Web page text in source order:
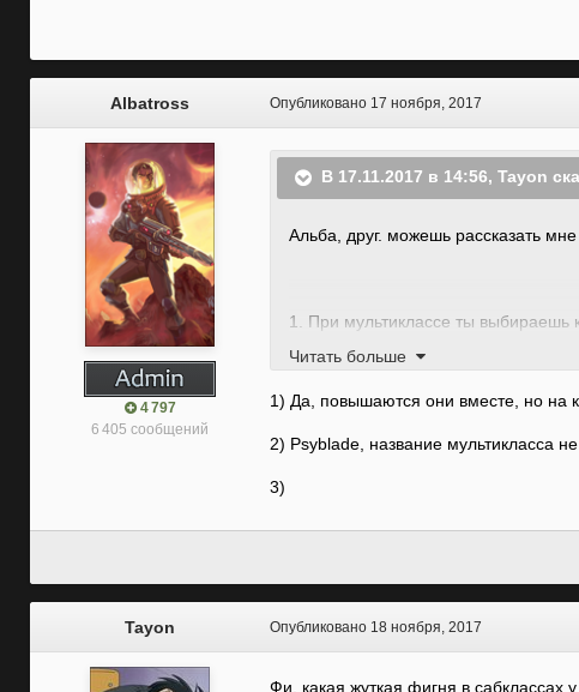
Albatross
4 797
6 405 сообщений
Опубликовано 17 ноября, 2017
В 17.11.2017 в 14:56, Tayon
Альба, друг. можешь рассказать
1. При мультиклассе ты
2. Как называется мультикласс из
3. Какие сабклассы у роги?
Читать больше
1) Да, повышаются они вместе, но на
2) Psyblade, название мультикласса не
3)
Tayon Опубликовано 18 ноября, 2017
Фи, какая жуткая фигня в